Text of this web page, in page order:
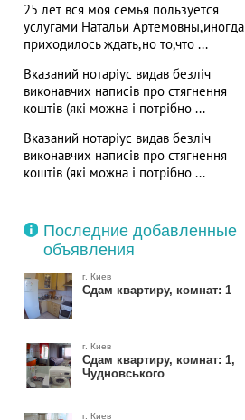
25 лет вся моя семья пользуется
услугами Натальи Артемовны,иногда
приходилось ждать,но то,что ...
Вказаний нотаріус видав безліч
виконавчих написів про стягнення
коштів (які можна і потрібно ...
Вказаний нотаріус видав безліч
виконавчих написів про стягнення
коштів (які можна і потрібно ...
Последние добавленные
объявления
г. Киев
Сдам квартиру, комнат: 1
г. Киев
Сдам квартиру, комнат: 1,
Чудновського
г. Киев